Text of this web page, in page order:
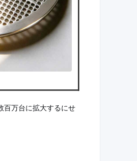
百万台に拡大するにせ